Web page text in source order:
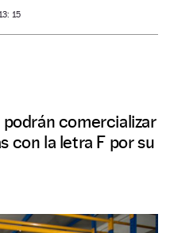
15
comercializar
con la letra F por su